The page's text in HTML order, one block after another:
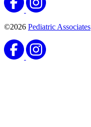
©2026 Pediatric Associates